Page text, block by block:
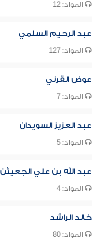
المواد: 12
عبد الرحيم السلمي
المواد: 127
عوض القرني
المواد: 7
عبد العزيز السويدان
المواد: 5
عبد الله بن علي الجعيثن
المواد: 4
خالد الراشد
المواد: 80